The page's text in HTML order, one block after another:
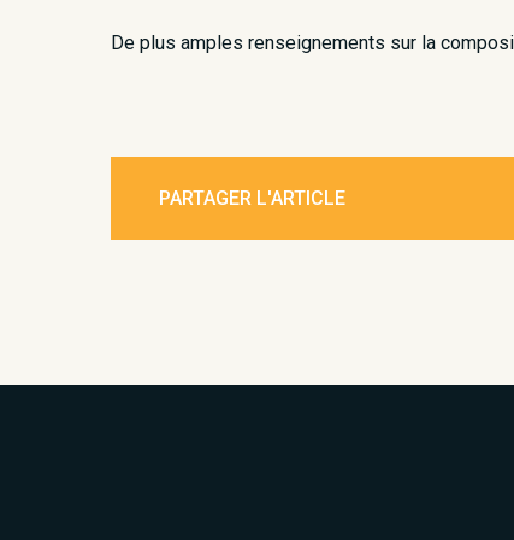
De plus amples renseignements sur la
PARTAGER L'ARTICLE